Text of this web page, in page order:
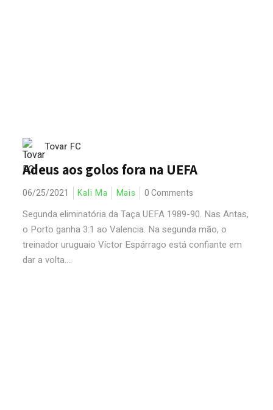
Tovar FC
Adeus aos golos fora na UEFA
06/25/2021 Kali Ma Mais 0 Comments
Segunda eliminatória da Taça UEFA 1989-90. Nas Antas,
o Porto ganha 3:1 ao Valencia. Na segunda mão, o
treinador uruguaio Víctor Espárrago está confiante em
dar a volta....